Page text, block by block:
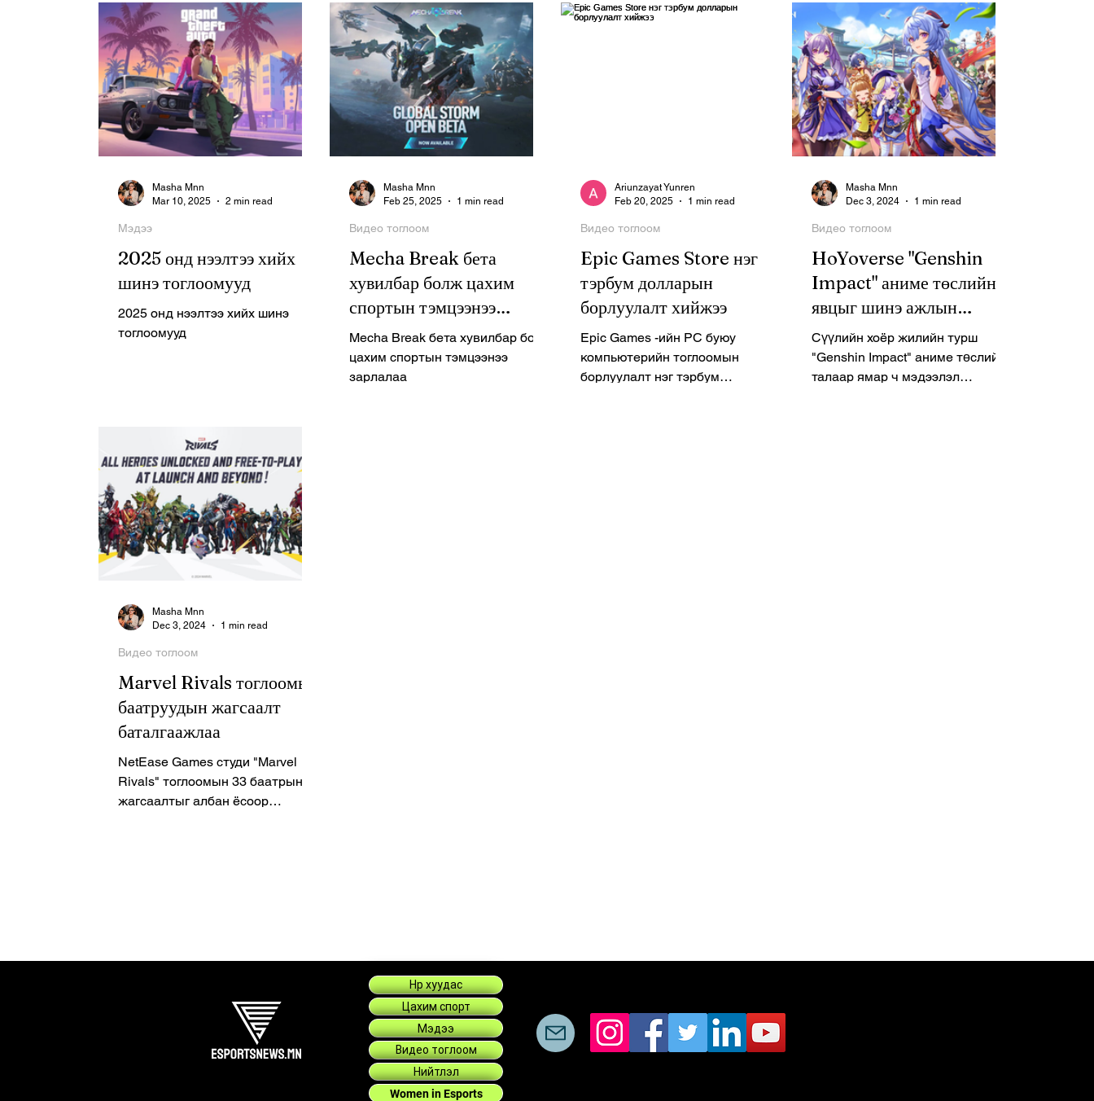
2025 онд нээлтээ хийх
шинэ тоглоомууд
2025 онд нээлтээ хийх шинэ
тоглоомууд
Мэдээ
Masha Mnn
Mar 10, 2025
2 min read
Mecha Break бета
хувилбар болж цахим
спортын тэмцээнээ
зарлалаа
Mecha Break бета хувилбар болж
цахим спортын тэмцээнээ
зарлалаа
Видео тоглоом
Masha Mnn
Feb 25, 2025
1 min read
Epic Games Store нэг
тэрбум долларын
борлуулалт хийжээ
Epic Games -ийн PC буюу
компьютерийн тоглоомын
борлуулалт нэг тэрбум
Видео тоглоом
Ariunzayat Yunren
Feb 20, 2025
1 min read
HoYoverse "Genshin
Impact" аниме төслийн
явцыг шинэ ажлын
зарлалаар ил болголоо
Сүүлийн хоёр жилийн турш
"Genshin Impact" аниме төслийн
талаар ямар ч мэдээлэл
Видео тоглоом
Masha Mnn
Dec 3, 2024
1 min read
Marvel Rivals тоглоомын
баатруудын жагсаалт
баталгаажлаа
NetEase Games студи "Marvel
Rivals" тоглоомын 33 баатрын
жагсаалтыг албан ёсоор
Видео тоглоом
Masha Mnn
Dec 3, 2024
1 min read
Нүүр хуудас
Цахим спорт
Мэдээ
Видео тоглоом
Нийтлэл
Women in Esports